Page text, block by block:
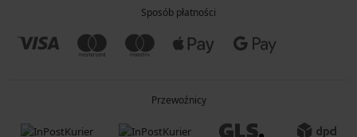
Sposób płatności
Przewoźnicy